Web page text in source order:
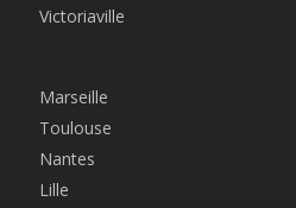
Victoriaville
Marseille
Toulouse
Nantes
Lille